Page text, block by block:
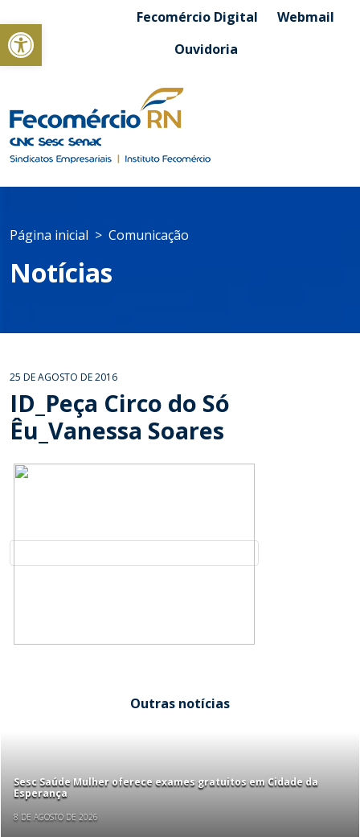
Abrir a barra de ferramentasFecomércio Digital
Webmail
Ouvidoria
Página inicial Comunicação
Notícias
25 DE AGOSTO DE 2016
ID_Peça Circo do Só
Êu_Vanessa Soares
Outras notícias
Sesc Saúde Mulher oferece exames gratuitos em Cidade da
Esperança
8 DE AGOSTO DE 2026